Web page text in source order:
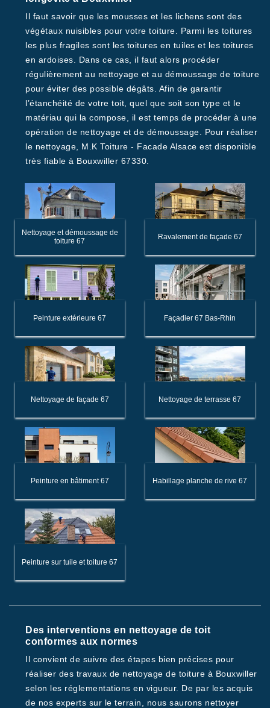
Il faut savoir que les mousses et les lichens sont des
végétaux nuisibles pour votre toiture. Parmi les toitures
les plus fragiles sont les toitures en tuiles et les toitures
en ardoises. Dans ce cas, il faut alors procéder
régulièrement au nettoyage et au démoussage de toiture
pour éviter des possible dégâts. Afin de garantir
l’étanchéité de votre toit, quel que soit son type et le
matériau qui la compose, il est temps de procéder à une
opération de nettoyage et de démoussage. Pour réaliser
le nettoyage, M.K Toiture - Facade Alsace est disponible
très fiable à Bouxwiller 67330.
Nettoyage et démoussage de
toiture 67
Ravalement de façade 67
Peinture extérieure 67 Façadier 67 Bas-Rhin
Nettoyage de façade 67 Nettoyage de terrasse 67
Peinture en bâtiment 67 Habillage planche de rive 67
Peinture sur tuile et toiture 67
Des interventions en nettoyage de toit
conformes aux normes
Il convient de suivre des étapes bien précises pour
réaliser des travaux de nettoyage de toiture à Bouxwiller
selon les réglementations en vigueur. De par les acquis
de nos experts sur le terrain, nous saurons nettoyer